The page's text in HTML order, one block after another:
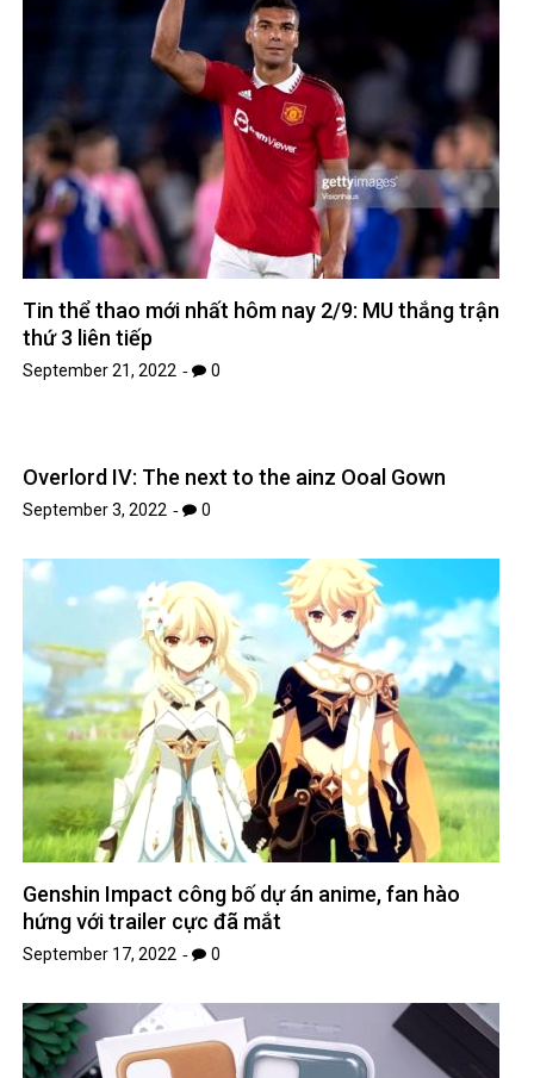
Tin thể thao mới nhất hôm nay 2/9: MU thắng trận
thứ 3 liên tiếp
September 21, 2022 0
Overlord IV: The next to the ainz Ooal Gown
September 3, 2022 0
Genshin Impact công bố dự án anime, fan hào
hứng với trailer cực đã mắt
September 17, 2022 0